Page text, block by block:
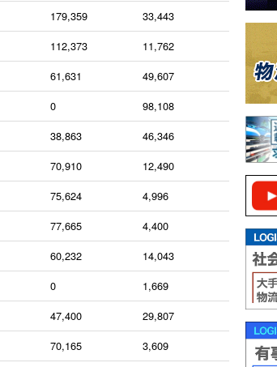
179,359
33,443
112,373
11,762
61,631
49,607
0
98,108
38,863
46,346
70,910
12,490
75,624
4,996
77,665
4,400
60,232
14,043
0
1,669
47,400
29,807
70,165
3,609